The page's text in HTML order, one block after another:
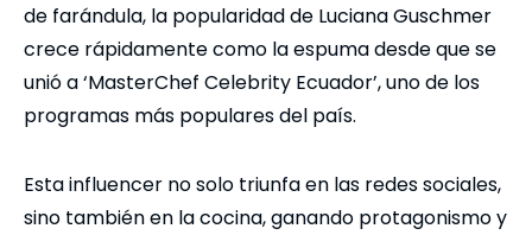
de farándula, la popularidad de Luciana Guschmer
crece rápidamente como la espuma desde que se
unió a ‘MasterChef Celebrity Ecuador’, uno de los
programas más populares del país.
Esta influencer no solo triunfa en las redes sociales,
sino también en la cocina, ganando protagonismo y